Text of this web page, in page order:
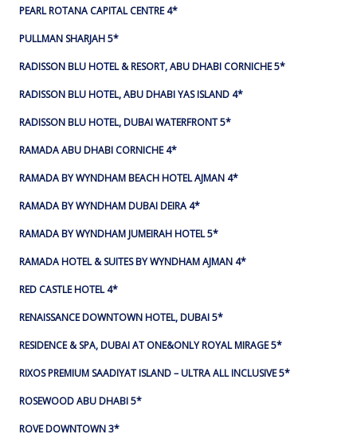
PEARL ROTANA CAPITAL CENTRE 4*
PULLMAN SHARJAH 5*
RADISSON BLU HOTEL & RESORT, ABU DHABI CORNICHE 5*
RADISSON BLU HOTEL, ABU DHABI YAS ISLAND 4*
RADISSON BLU HOTEL, DUBAI WATERFRONT 5*
RAMADA ABU DHABI CORNICHE 4*
RAMADA BY WYNDHAM BEACH HOTEL AJMAN 4*
RAMADA BY WYNDHAM DUBAI DEIRA 4*
RAMADA BY WYNDHAM JUMEIRAH HOTEL 5*
RAMADA HOTEL & SUITES BY WYNDHAM AJMAN 4*
RED CASTLE HOTEL 4*
RENAISSANCE DOWNTOWN HOTEL, DUBAI 5*
RESIDENCE & SPA, DUBAI AT ONE&ONLY ROYAL MIRAGE 5*
RIXOS PREMIUM SAADIYAT ISLAND – ULTRA ALL INCLUSIVE 5*
ROSEWOOD ABU DHABI 5*
ROVE DOWNTOWN 3*